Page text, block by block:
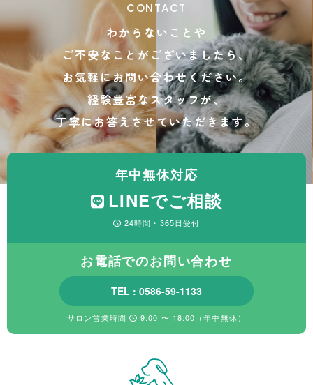
CONTACT
わからないことや
ご不安なことがございましたら、
お気軽にお問い合わせください。
経験豊富なスタッフが、
丁寧にお答えさせていただきます。
年中無休対応
LINEでご相談
24時間・365日受付
お電話でのお問い合わせ
TEL : 0586-59-1133
サロン営業時間 9:00 〜 18:00（年中無休）